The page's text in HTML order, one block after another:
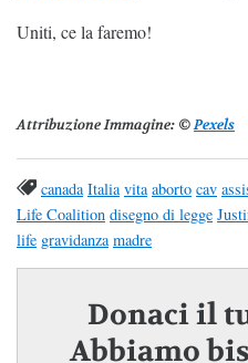
Uniti, ce la faremo!
Attribuzione Immagine: ©Pexels
canada Italia vita aborto cav
Life Coalition disegno di legge
life gravidanza madre
Donaci il
Abbiamo